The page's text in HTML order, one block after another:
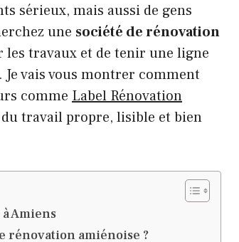
sérieux, mais aussi de gens
une société de rénovation
les travaux et de tenir une ligne
vais vous montrer comment
comme Label Rénovation
travail propre, lisible et bien
Amiens
rénovation amiénoise ?